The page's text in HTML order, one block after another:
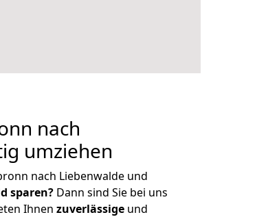
nach
umziehen
nach Liebenwalde und
sparen? Dann sind Sie bei uns
Ihnen zuverlässige und